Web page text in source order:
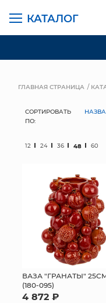
КАТАЛОГ
ГЛАВНАЯ СТРАНИЦА
СОРТИРОВАТЬ
ПО:
12 24 36 48 60
ВАЗА "ГРАНАТЫ"
(180-095)
4 872 ₽